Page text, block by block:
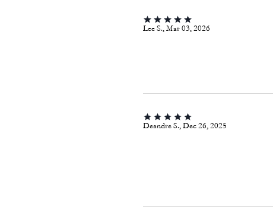
Lee S., Mar 03, 2026
Deandre S., Dec 26, 2025